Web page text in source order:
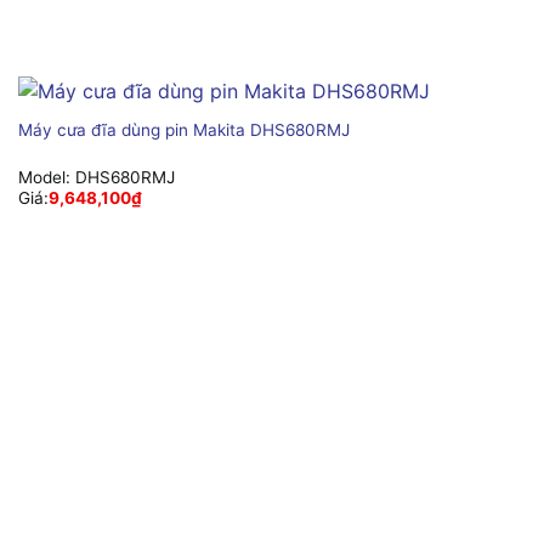
Máy cưa đĩa dùng pin Makita DHS680RMJ
Model: DHS680RMJ
Giá:9,648,100₫